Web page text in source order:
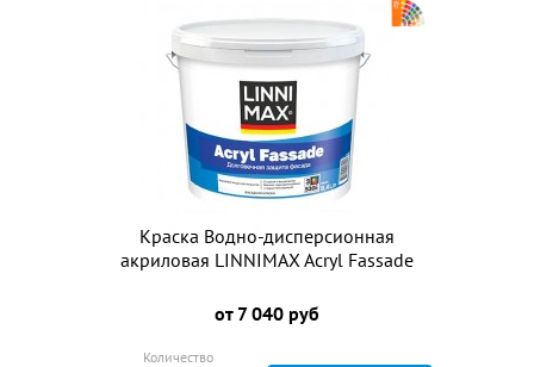
Краска Водно-дисперсионная
акриловая LINNIMAX Acryl Fassade
от 7 040 руб
Количество